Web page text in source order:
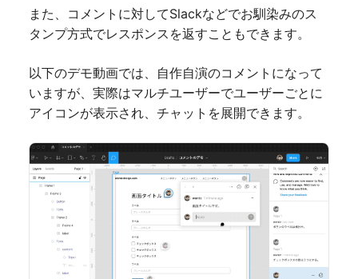
また、コメントに対してSlackなどでお馴染みのス
タンプ方式でレスポンスを返すこともできます。
以下のデモ動画では、自作自演のコメントになって
いますが、実際はマルチユーザーでユーザーごとに
アイコンが表示され、チャットを展開できます。